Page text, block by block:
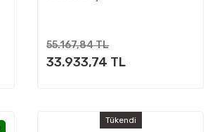
55.167,84 TL
33.933,74 TL
Tükendi